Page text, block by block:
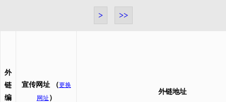
> >>
外
链
编
宣传网址 （更换
网址 ）
外链地址